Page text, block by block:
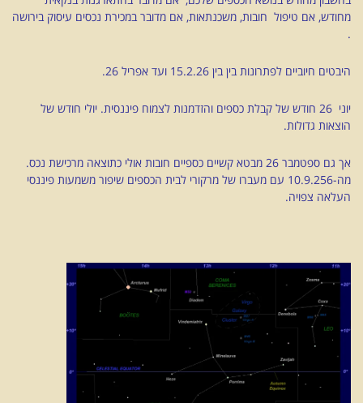
מחודש, אם טיפול חובות, משכנתאות, אם מדובר במכירת נכסים עיסוק בירושה
.
היבטים חיוביים לפתרונות בין בין 15.2.26 ועד אפריל 26.
יוני 26 חודש של קבלת כספים והזדמנות לצמוח פיננסית. יולי חודש של
הוצאות גדולות.
אך גם ספטמבר 26 מבטא קשיים כספיים חובות אולי כתוצאה מרכישת נכס.
מה-10.9.256 עם מעברו של מרקורי לבית הכספים שיפור משמעות פיננסי
העלאה צפויה.